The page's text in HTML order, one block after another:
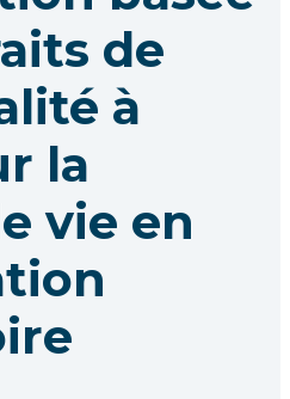
de
à
la
vie en